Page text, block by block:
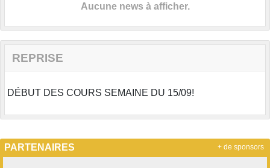
Aucune news à afficher.
REPRISE
DÉBUT DES COURS SEMAINE DU 15/09!
PARTENAIRES + de sponsors